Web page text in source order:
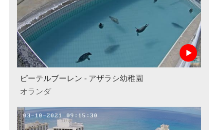
ピーテルブーレン - アザラシ幼稚園
オランダ